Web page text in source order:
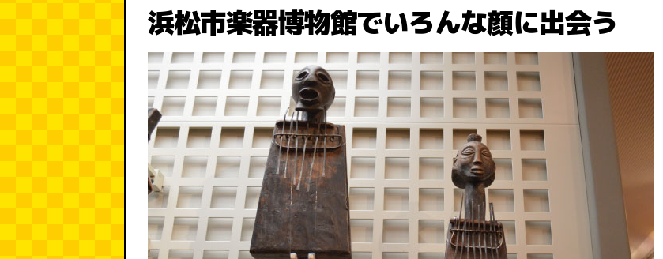
浜松市楽器博物館でいろんな顔に出会う